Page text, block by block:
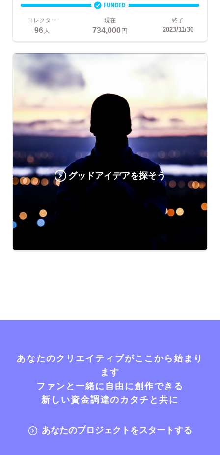
FUNDED
コレクター
96 人
現在
734,000円
終了
2023/11/30
グッドアイデアを探そう
あなたのクリエイティブがここから始まり
ます
ファンと一緒に自由に創作できる
新しい資金調達のカタチと共に
あなたのプロジェクトをスタートする